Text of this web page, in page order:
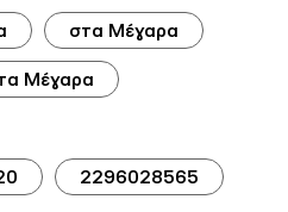
στα Μέγαρα
Μέγαρα
2296028565